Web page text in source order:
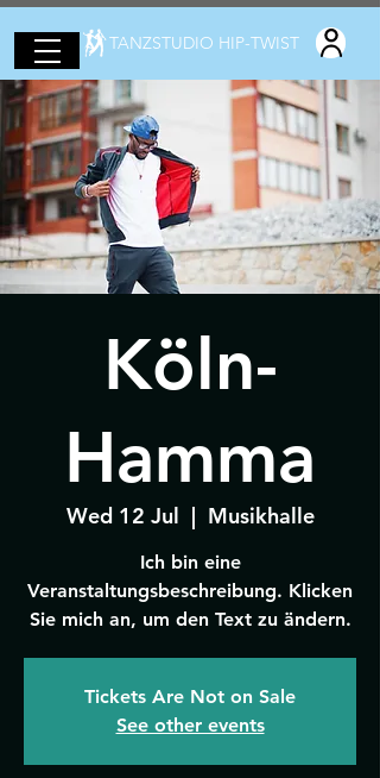
TANZSTUDIO HIP-TWIST
Köln-
Hamma
Wed 12 Jul
  |
Musikhalle
Ich bin eine
Veranstaltungsbeschreibung. Klicken
Sie mich an, um den Text zu ändern.
Tickets Are Not on Sale
See other events